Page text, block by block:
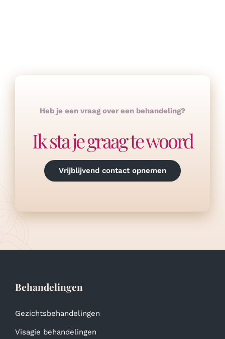
Heb je een vraag over een behandeling?
Ik sta je graag te woord
Vrijblijvend contact opnemen
Behandelingen
Gezichtsbehandelingen
Visagie behandelingen